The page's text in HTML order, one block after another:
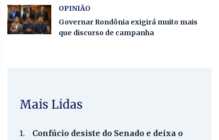
OPINIÃO
Governar Rondônia exigirá muito mais
que discurso de campanha
Mais Lidas
1. Confúcio desiste do Senado e deixa o